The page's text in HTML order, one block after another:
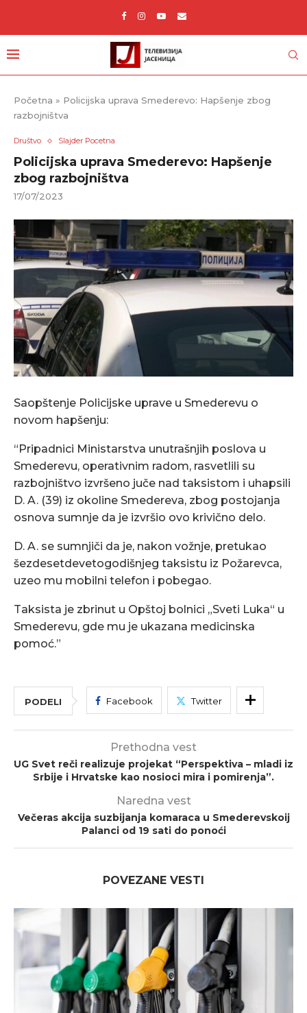
Početna » Policijska uprava Smederevo: Hapšenje zbog
razbojništva
Društvo Slajder Pocetna
Policijska uprava Smederevo: Hapšenje
zbog razbojništva
17/07/2023
Saopštenje Policijske uprave u Smederevu o
novom hapšenju:
“Pripadnici Ministarstva unutrašnjih poslova u
Smederevu, operativnim radom, rasvetlili su
razbojništvo izvršeno juče nad taksistom i uhapsili
D. A. (39) iz okoline Smedereva, zbog postojanja
osnova sumnje da je izvršio ovo krivično delo.
D. A. se sumnjiči da je, nakon vožnje, pretukao
šezdesetdevetogodišnjeg taksistu iz Požarevca,
uzeo mu mobilni telefon i pobegao.
Taksista je zbrinut u Opštoj bolnici „Sveti Luka“ u
Smederevu, gde mu je ukazana medicinska
pomoć.”
PODELI Facebook Twitter
Prethodna vest
UG Svet reči realizuje projekat “Perspektiva – mladi iz
Srbije i Hrvatske kao nosioci mira i pomirenja”.
Naredna vest
Večeras akcija suzbijanja komaraca u Smederevskoij
Palanci od 19 sati do ponoći
POVEZANE VESTI